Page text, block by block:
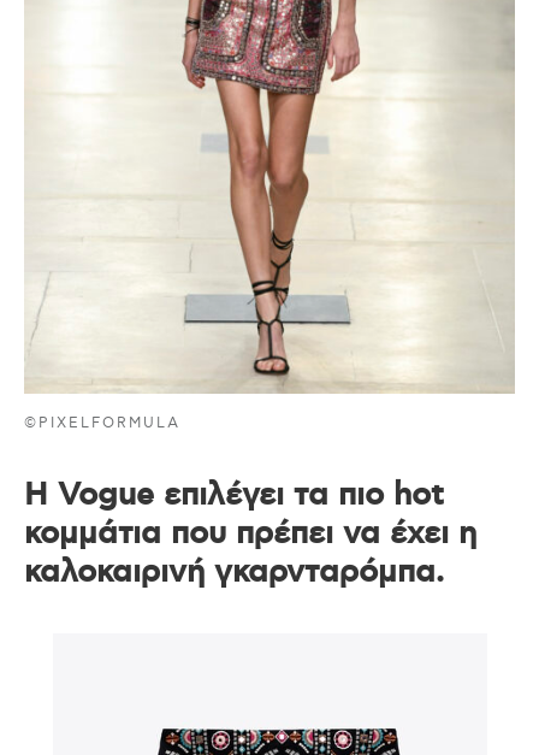
©PIXELFORMULA
H Vogue επιλέγει τα πιο hot
κομμάτια που πρέπει να έχει η
καλοκαιρινή γκαρνταρόμπα.